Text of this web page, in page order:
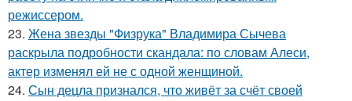
режиссером.
23. Жена звезды "Физрука" Владимира Сычева
раскрыла подробности скандала: по словам Алеси,
актер изменял ей не с одной женщиной.
24. Сын децла признался, что живёт за счёт своей